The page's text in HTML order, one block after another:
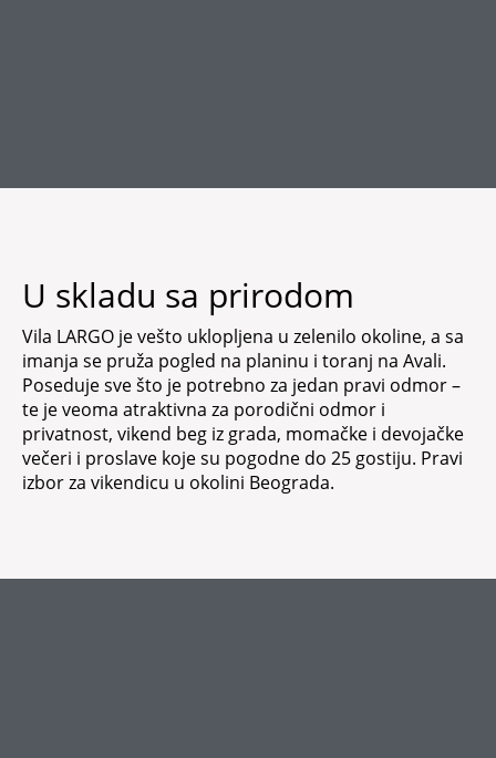
U skladu sa prirodom
Vila LARGO je vešto uklopljena u zelenilo okoline, a sa
imanja se pruža pogled na planinu i toranj na Avali.
Poseduje sve što je potrebno za jedan pravi odmor –
te je veoma atraktivna za porodični odmor i
privatnost, vikend beg iz grada, momačke i devojačke
večeri i proslave koje su pogodne do 25 gostiju. Pravi
izbor za vikendicu u okolini Beograda.